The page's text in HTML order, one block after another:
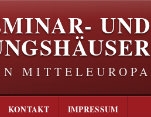
UND
MITTELEUROPA
KONTAKT IMPRESSUM